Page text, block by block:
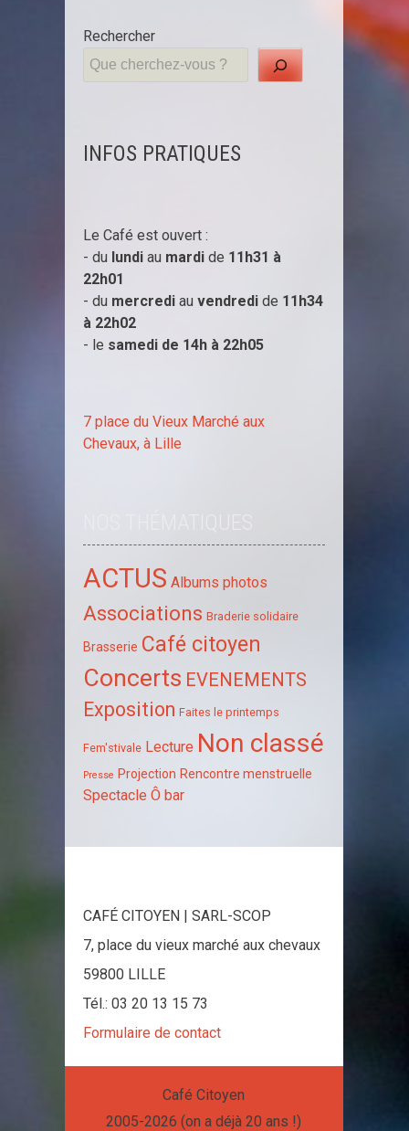
Rechercher
INFOS PRATIQUES
Le Café est ouvert :
- du lundi au mardi de 11h31 à
22h01
- du mercredi au vendredi de 11h34
à 22h02
- le samedi de 14h à 22h05
7 place du Vieux Marché aux
Chevaux, à Lille
ACTUS Albums photos
Associations Braderie solidaire
Brasserie Café citoyen
Concerts EVENEMENTS
Exposition Faites le printemps
Fem'stivale Lecture Non classé
Presse Projection Rencontre menstruelle
Spectacle Ô bar
CAFÉ CITOYEN | SARL-SCOP
7, place du vieux marché aux chevaux
59800 LILLE
Tél.: 03 20 13 15 73
Formulaire de contact
Café Citoyen
2005-2026 (on a déjà 20 ans !)